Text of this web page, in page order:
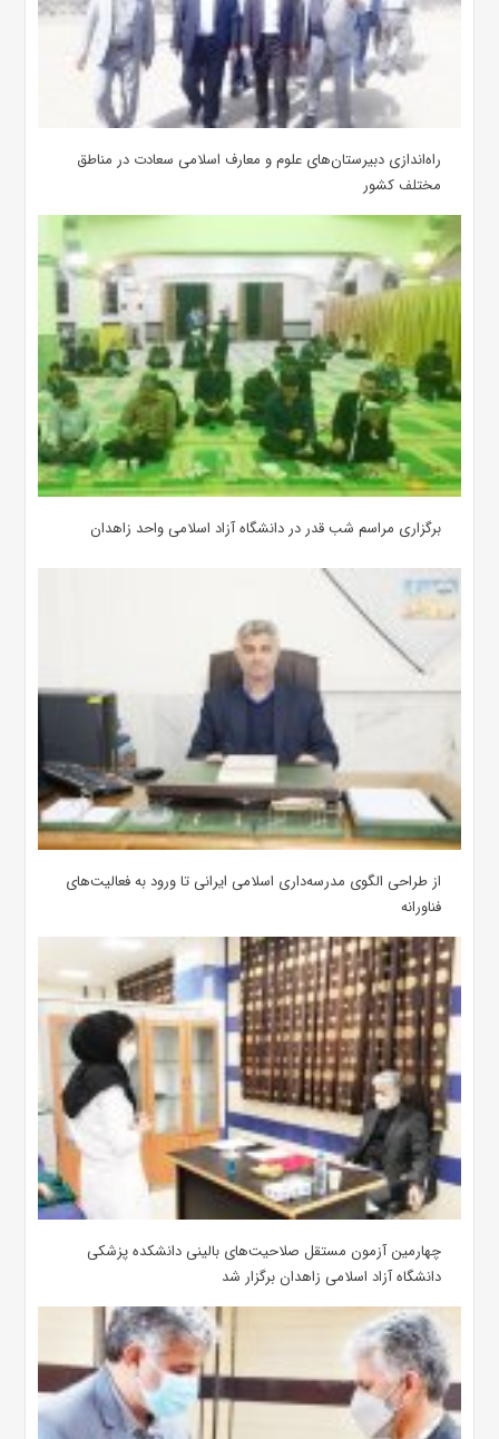
‌راه‌اندازی دبیرستان‌های علوم و معارف اسلامی سعادت در مناطق
مختلف کشور
برگزاری مراسم شب قدر در دانشگاه آزاد اسلامی واحد زاهدان
از طراحی الگوی مدرسه‌داری اسلامی ایرانی تا ورود به فعالیت‌های
فناورانه
چهارمین آزمون مستقل صلاحیت‌های بالینی دانشکده پزشکی
دانشگاه آزاد اسلامی زاهدان برگزار شد